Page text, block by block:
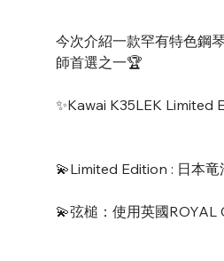
今次介紹一款罕有特色鋼
師首選之一🏆
✨Kawai K35LEK Limited
💫Limited Edition : 日本竜
💫弦槌：使用英國ROYAL